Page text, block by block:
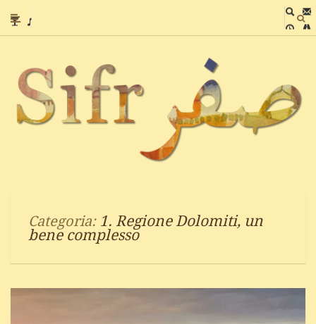
Categoria: 1. Regione Dolomiti, un
bene complesso